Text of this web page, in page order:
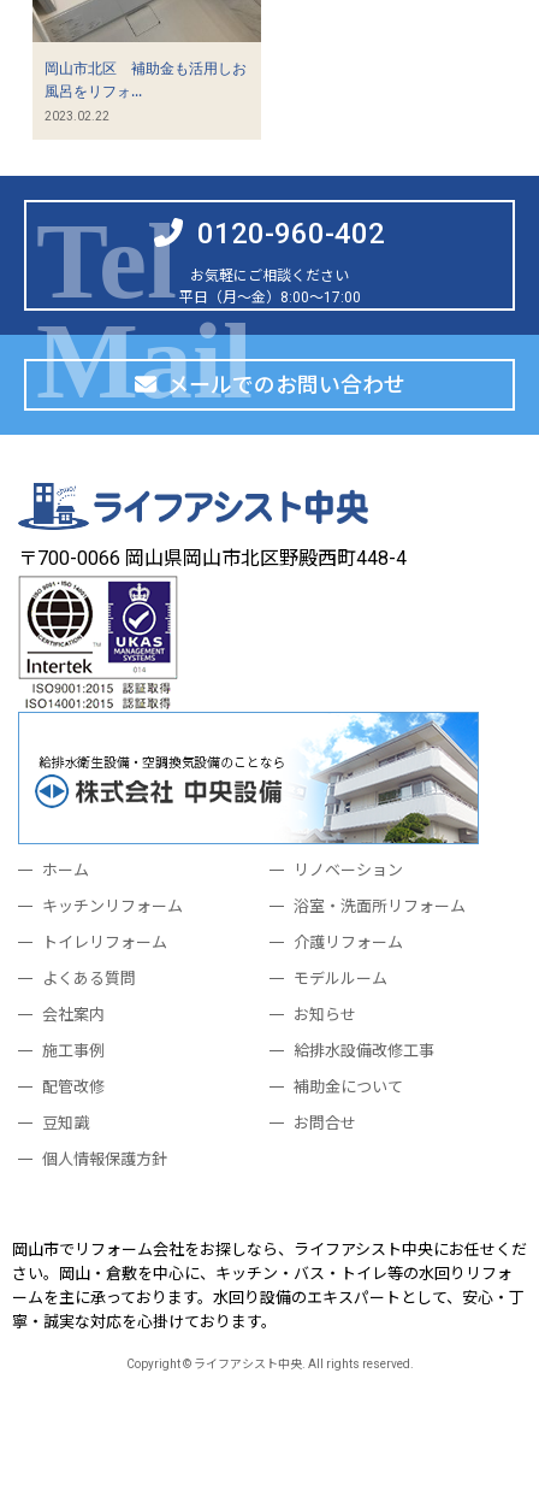
岡山市北区 補助金も活用しお
風呂をリフォ...
2023.02.22
0120-960-402
お気軽にご相談ください
平日（月～金）8:00～17:00
メールでのお問い合わせ
〒700-0066 岡山県岡山市北区野殿西町448-4
ホーム
リノベーション
キッチンリフォーム
浴室・洗面所リフォーム
トイレリフォーム
介護リフォーム
よくある質問
モデルルーム
会社案内
お知らせ
施工事例
給排水設備改修工事
配管改修
補助金について
豆知識
お問合せ
個人情報保護方針
岡山市でリフォーム会社をお探しなら、ライフアシスト中央にお任せくだ
さい。岡山・倉敷を中心に、キッチン・バス・トイレ等の水回りリフォ
ームを主に承っております。 水回り設備のエキスパートとして、安心・丁
寧・誠実な対応を心掛けております。
Copyright © ライフアシスト中央. All rights reserved.